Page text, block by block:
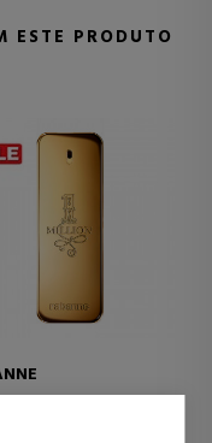
ESTE PRODUTO